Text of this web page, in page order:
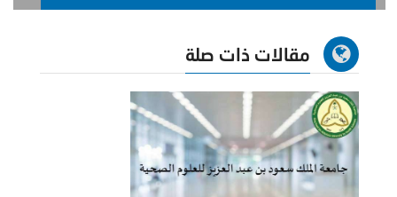
مقالات ذات صلة